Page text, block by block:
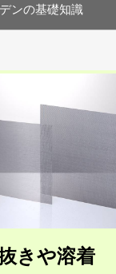
高効率リ
耐熱衝撃
当社独自
ンの基礎知識
きや溶着